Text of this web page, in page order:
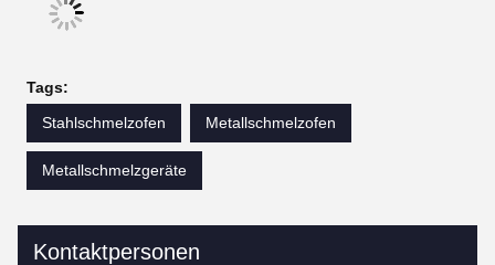
Tags:
Stahlschmelzofen
Metallschmelzofen
Metallschmelzgeräte
Kontaktpersonen